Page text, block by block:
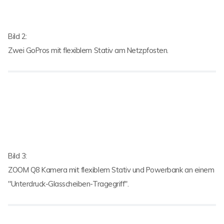
Bild 2:
Zwei GoPros mit flexiblem Stativ am Netzpfosten.
Bild 3:
ZOOM Q8 Kamera mit flexiblem Stativ und Powerbank an einem
"Unterdruck-Glasscheiben-Tragegriff".